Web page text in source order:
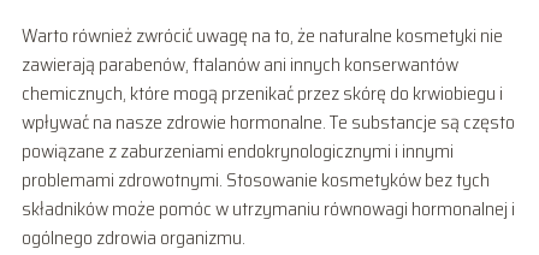
Warto również zwrócić uwagę na to, że naturalne kosmetyki nie
zawierają parabenów, ftalanów ani innych konserwantów
chemicznych, które mogą przenikać przez skórę do krwiobiegu i
wpływać na nasze zdrowie hormonalne. Te substancje są często
powiązane z zaburzeniami endokrynologicznymi i innymi
problemami zdrowotnymi. Stosowanie kosmetyków bez tych
składników może pomóc w utrzymaniu równowagi hormonalnej i
ogólnego zdrowia organizmu.